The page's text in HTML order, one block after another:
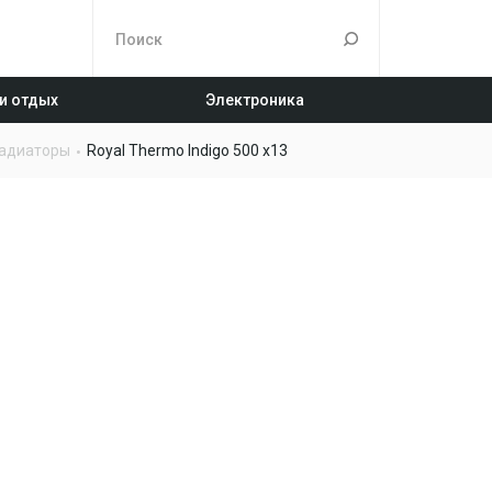
отдых Электроника
Royal Thermo Indigo 500 x13